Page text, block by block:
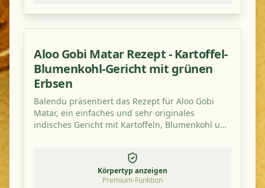
Aloo Gobi Matar Rezept - Kartoffel-
Blumenkohl-Gericht mit grünen
Erbsen
Balendu präsentiert das Rezept für Aloo Gobi
Matar, ein einfaches und sehr originales
indisches Gericht mit Kartoffeln, Blumenkohl und
Körpertyp anzeigen
Premium-Funktion